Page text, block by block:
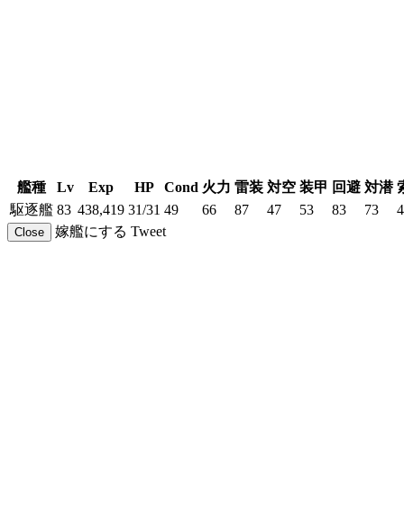
艦種 Lv Exp HP Cond 火力 雷装 対空 装甲 回避 対潜
駆逐艦 83 438,419 31/31 49 66 87 47 53 83 73
Close 嫁艦にする Tweet